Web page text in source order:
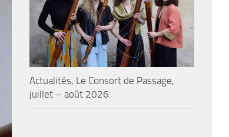
Actualités, Le Consort de Passage,
juillet – août 2026